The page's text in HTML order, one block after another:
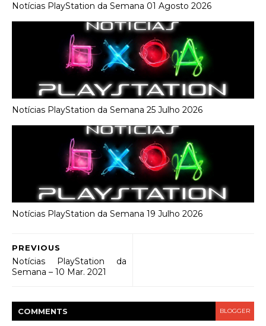
Notícias PlayStation da Semana 01 Agosto 2026
Notícias PlayStation da Semana 25 Julho 2026
Notícias PlayStation da Semana 19 Julho 2026
PREVIOUS
Notícias PlayStation da
Semana – 10 Mar. 2021
COMMENTS BLOGGER